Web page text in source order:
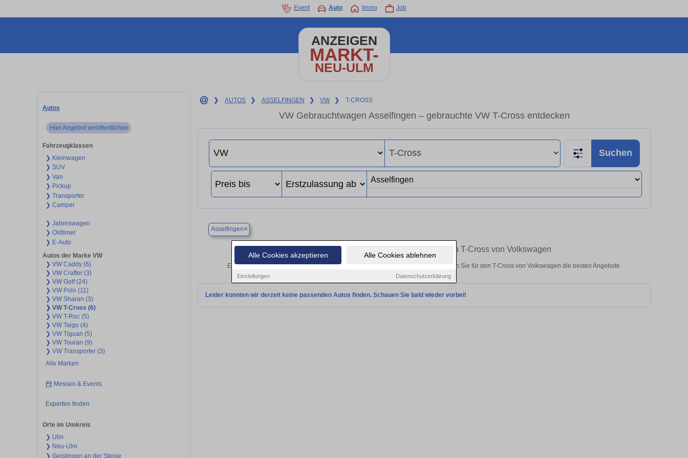
Alle Cookies akzeptieren Alle Cookies ablehnen
Einstellungen Datenschutzerklärung
Event Auto Immo Job
ANZEIGEN
MARKT-
NEU-ULM
Autos
Hier Angebot veröffentlichen
Fahrzeugklassen
❯ Kleinwagen
❯ SUV
❯ Van
❯ Pickup
❯ Transporter
❯ Camper
❯ Jahreswagen
❯ Oldtimer
❯ E-Auto
Autos der Marke VW
❯ VW Caddy (6)
❯ VW Crafter (3)
❯ VW Golf (24)
❯ VW Polo (11)
❯ VW Sharan (3)
❯ VW T-Cross (6)
❯ VW T-Roc (5)
❯ VW Taigo (4)
❯ VW Tiguan (5)
❯ VW Touran (9)
❯ VW Transporter (3)
Alle Marken
Messen & Events
Experten finden
Orte im Umkreis
❯ Ulm
❯ Neu-Ulm
❯ Geislingen an der Steige
❯ AUTOS ❯ ASSELFINGEN ❯ VW ❯ T-CROSS
VW Gebrauchtwagen Asselfingen – gebrauchte VW T-Cross entdecken
Suchen
Asselfingen×
Finden Sie in Asselfingen Ihren gebrauchten T-Cross von Volkswagen
Entdecken Sie in Asselfingen gebrauchte VW T-Cross Gebrauchtwagen. Hier finden Sie für den T-Cross von Volkswagen die besten Angebote.
Leider konnten wir derzeit keine passenden Autos finden. Schauen Sie bald wieder vorbei!